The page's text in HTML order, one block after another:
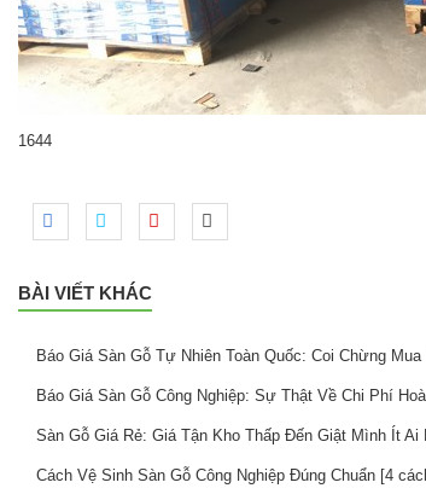
1644
BÀI VIẾT KHÁC
Báo Giá Sàn Gỗ Tự Nhiên Toàn Quốc: Coi Chừng
Báo Giá Sàn Gỗ Công Nghiệp: Sự Thật Về Chi Phí
Sàn Gỗ Giá Rẻ: Giá Tận Kho Thấp Đến Giật Mình Ít Ai
Cách Vệ Sinh Sàn Gỗ Công Nghiệp Đúng Chuẩn [4